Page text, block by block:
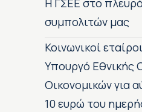
H ΓΣΕΕ στο
συμπολιτών μας
Κοινωνικοί
Υπουργό Εθνικής
Οικονομικών για
10 ευρώ του